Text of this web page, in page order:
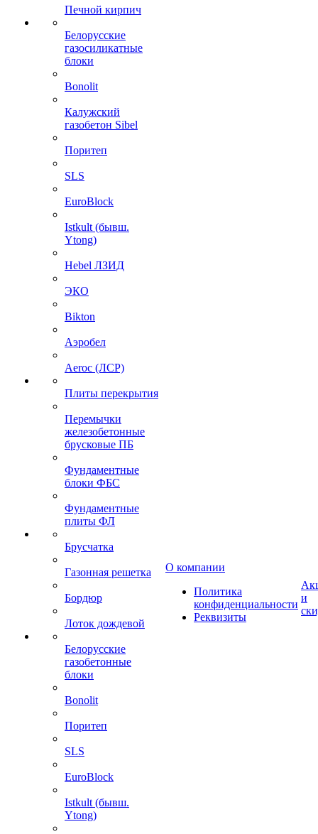
Печной кирпич
Белорусские
газосиликатные
блоки
Bonolit
Калужский
газобетон Sibel
Поритеп
SLS
EuroBlock
Istkult (бывш.
Ytong)
Hebel ЛЗИД
ЭКО
Bikton
Аэробел
Aeroc (ЛСР)
Плиты перекрытия
Перемычки
железобетонные
брусковые ПБ
Фундаментные
блоки ФБС
Фундаментные
плиты ФЛ
Брусчатка
Газонная решетка
Бордюр
Лоток дождевой
Белорусские
газобетонные
блоки
Bonolit
Поритеп
SLS
EuroBlock
Istkult (бывш.
Ytong)
О компании
Политика
конфиденциальности
Реквизиты
и